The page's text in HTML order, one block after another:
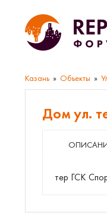
Казань Объекты
Дом ул.
тер ГСК